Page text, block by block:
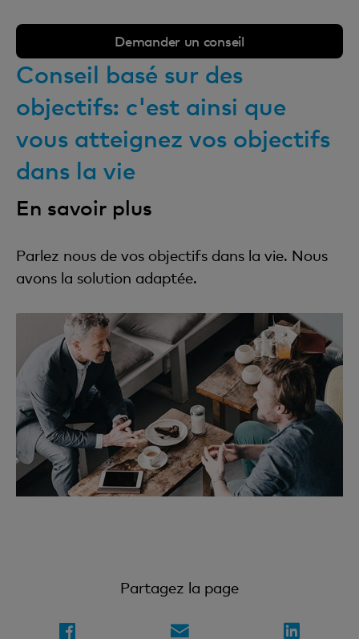
Demander un conseil
Conseil basé sur des
objectifs: c'est ainsi que
vous atteignez vos objectifs
dans la vie
En savoir plus
Parlez nous de vos objectifs dans la vie. Nous
avons la solution adaptée.
Partagez la page